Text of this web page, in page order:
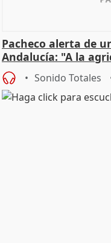
Pacheco alerta de
Andalucía: "A la
Sonido Totales